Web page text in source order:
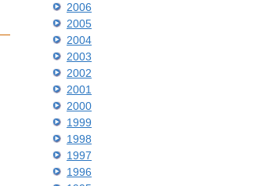
2006
2005
2004
2003
2002
2001
2000
1999
1998
1997
1996